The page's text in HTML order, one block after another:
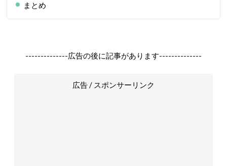
まとめ
--------------広告の後に記事があります--------------
広告 / スポンサーリンク